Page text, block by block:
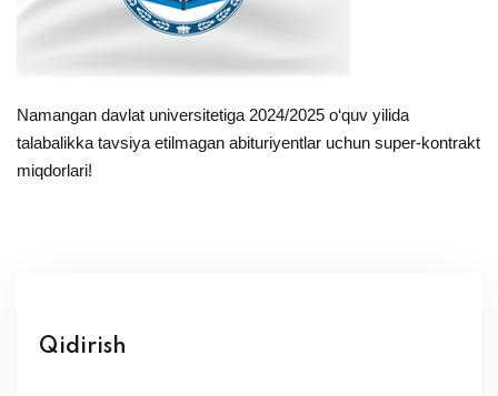
Namangan davlat universitetiga 2024/2025 o‘quv yilida
talabalikka tavsiya etilmagan abituriyentlar uchun super-kontrakt
miqdorlari!
Qidirish